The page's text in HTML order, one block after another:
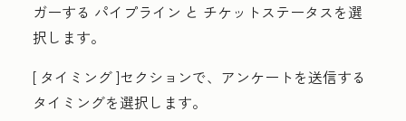
ガーする パイプライン と チケットステータスを選
択します。
[ タイミング]セクションで、アンケートを送信する
タイミングを選択します。